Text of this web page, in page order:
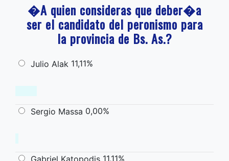
�A quien consideras que deber�a
ser el candidato del peronismo para
la provincia de Bs. As.?
Julio Alak 11,11%
Sergio Massa 0,00%
11,11%